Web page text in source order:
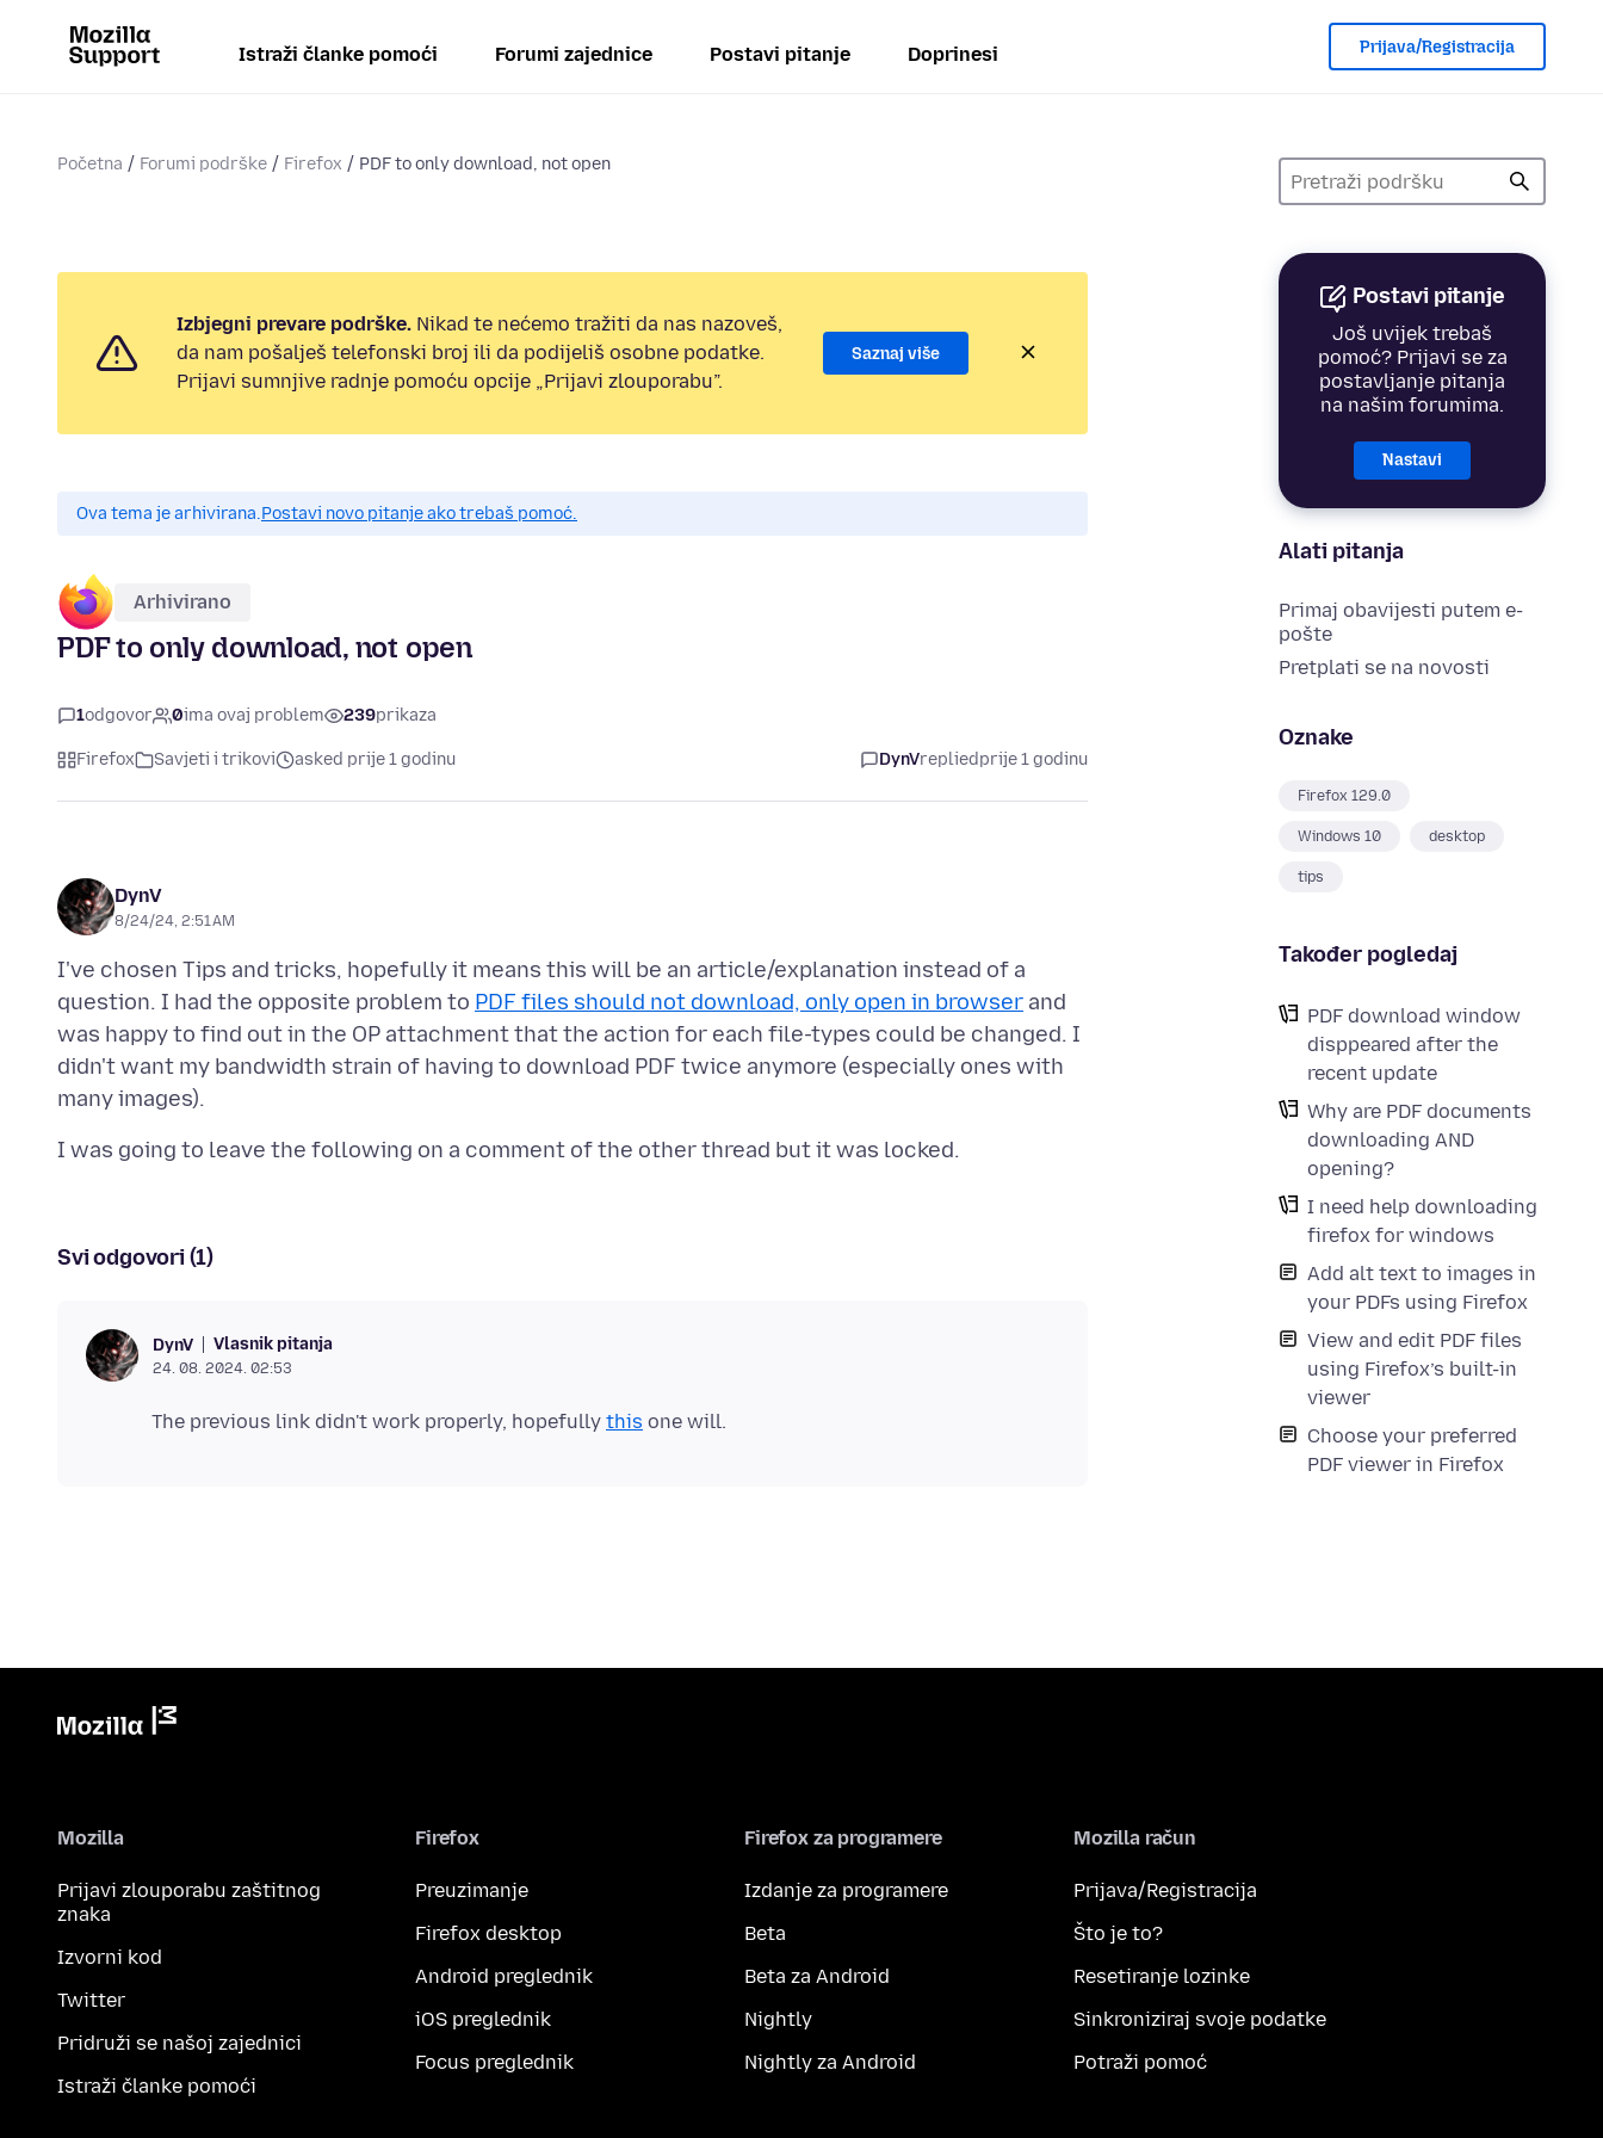
Istraži članke pomoći Forumi zajednice Postavi pitanje Doprinesi Prijava/Registracija
Početna Forumi podrške Firefox PDF to only download, not open
Postavi pitanje
Još uvijek trebaš
pomoć? Prijavi se za
postavljanje pitanja
na našim forumima.
Nastavi
Alati pitanja
Primaj obavijesti putem e-
pošte
Pretplati se na novosti
Oznake
Firefox 129.0
Windows 10 desktop
tips
Također pogledaj
PDF download window
disppeared after the
recent update
Why are PDF documents
downloading AND
opening?
I need help downloading
firefox for windows
Add alt text to images in
your PDFs using Firefox
View and edit PDF files
using Firefox’s built-in
viewer
Choose your preferred
PDF viewer in Firefox
Izbjegni prevare podrške. Nikad te nećemo tražiti da nas nazoveš,
da nam pošalješ telefonski broj ili da podijeliš osobne podatke.
Prijavi sumnjive radnje pomoću opcije „Prijavi zlouporabu”.
Saznaj više
Ova tema je arhivirana.Postavi novo pitanje ako trebaš pomoć.
Arhivirano
PDF to only download, not open
1odgovor 0ima ovaj problem 239prikaza
Firefox Savjeti i trikovi asked prije 1 godinu DynVrepliedprije 1 godinu
DynV
8/24/24, 2:51 AM
I've chosen Tips and tricks, hopefully it means this will be an article/explanation instead of a
question. I had the opposite problem to PDF files should not download, only open in browser and
was happy to find out in the OP attachment that the action for each file-types could be changed. I
didn't want my bandwidth strain of having to download PDF twice anymore (especially ones with
Svi odgovori (1)
DynV Vlasnik pitanja
24. 08. 2024. 02:53
The previous link didn't work properly, hopefully this
Mozilla
Prijavi zlouporabu zaštitnog
znaka
Izvorni kod
Twitter
Pridruži se našoj zajednici
Istraži članke pomoći
Firefox
Preuzimanje
Firefox desktop
Android preglednik
iOS preglednik
Focus preglednik
Firefox za programere
Izdanje za programere
Beta
Beta za Android
Nightly
Nightly za Android
Mozilla račun
Prijava/Registracija
Što je to?
Resetiranje lozinke
Sinkroniziraj svoje podatke
Potraži pomoć